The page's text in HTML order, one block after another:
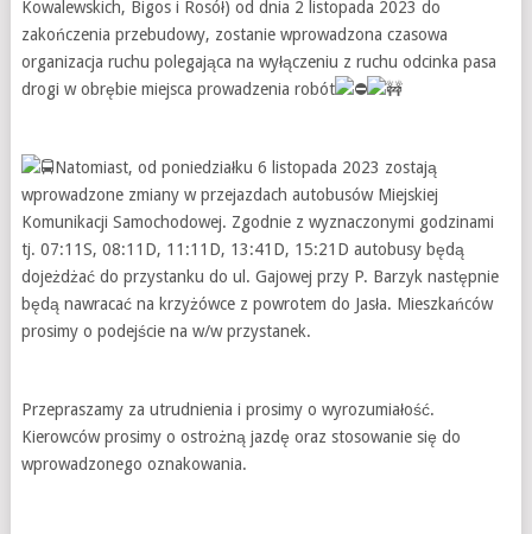
Kowalewskich, Bigos i Rosół) od dnia 2 listopada 2023 do
zakończenia przebudowy, zostanie wprowadzona czasowa
organizacja ruchu polegająca na wyłączeniu z ruchu odcinka pasa
drogi w obrębie miejsca prowadzenia robót
Natomiast, od poniedziałku 6 listopada 2023 zostają
wprowadzone zmiany w przejazdach autobusów Miejskiej
Komunikacji Samochodowej. Zgodnie z wyznaczonymi godzinami
tj. 07:11S, 08:11D, 11:11D, 13:41D, 15:21D autobusy będą
dojeżdżać do przystanku do ul. Gajowej przy P. Barzyk następnie
będą nawracać na krzyżówce z powrotem do Jasła. Mieszkańców
prosimy o podejście na w/w przystanek.
Przepraszamy za utrudnienia i prosimy o wyrozumiałość.
Kierowców prosimy o ostrożną jazdę oraz stosowanie się do
wprowadzonego oznakowania.